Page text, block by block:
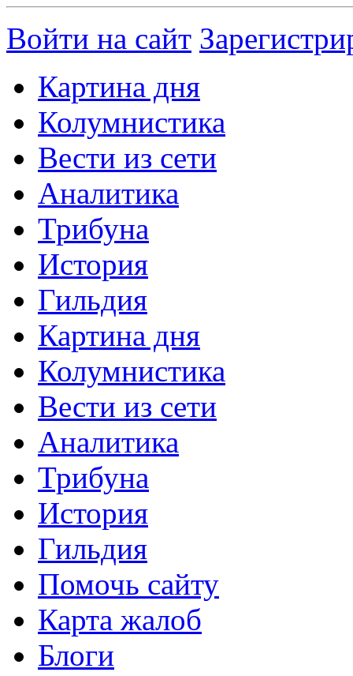
Войти на сайт
Картина дня
Колумнистика
Вести из сети
Аналитика
Трибуна
История
Гильдия
Картина дня
Колумнистика
Вести из сети
Аналитика
Трибуна
История
Гильдия
Помочь сайту
Карта жалоб
Блоги